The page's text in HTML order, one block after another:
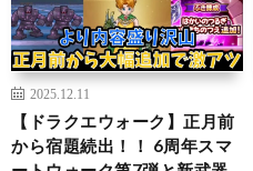
2025.12.11
【ドラクエウォーク】正月前
から宿題続出！！ 6周年スマ